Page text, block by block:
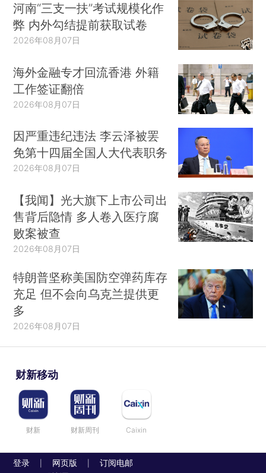
河南“三支一扶”考试规模化作
弊 内外勾结提前获取试卷
2026年08月07日
海外金融专才回流香港 外籍
工作签证翻倍
2026年08月07日
因严重违纪违法 李云泽被罢
免第十四届全国人大代表职务
2026年08月07日
【我闻】光大旗下上市公司出
售背后隐情 多人卷入医疗腐
败案被查
2026年08月07日
特朗普坚称美国防空弹药库存
充足 但不会向乌克兰提供更
多
2026年08月07日
财新移动
财新 财新周刊 Caixin
登录 网页版 订阅电邮